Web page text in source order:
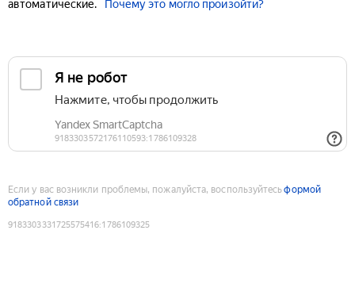
автоматические.
Почему это могло произойти?
Если у вас возникли проблемы, пожалуйста, воспользуйтесьформой
обратной связи
9183303331725575416:1786109325